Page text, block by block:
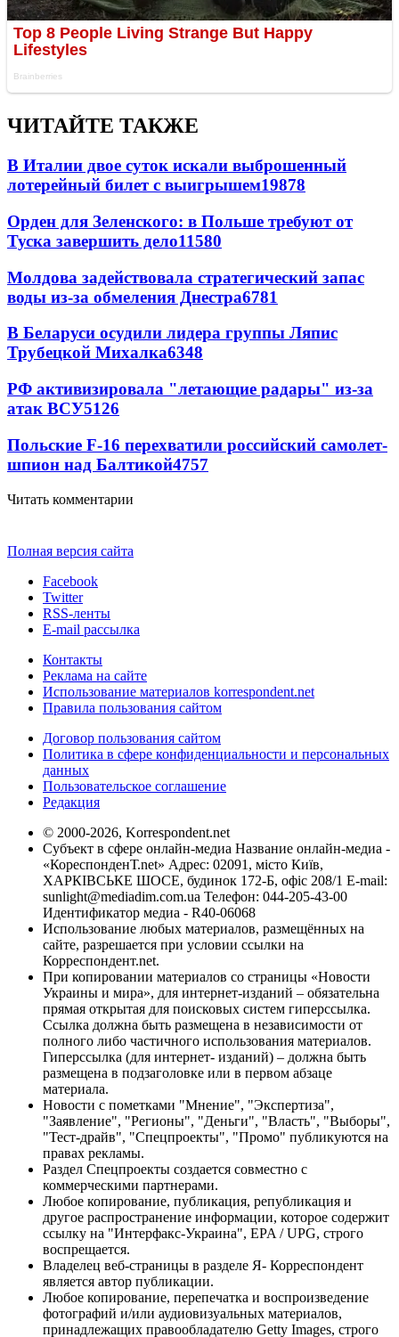
ЧИТАЙТЕ ТАКЖЕ
В Италии двое суток искали выброшенный
лотерейный билет с выигрышем19878
Орден для Зеленского: в Польше требуют от
Туска завершить дело11580
Молдова задействовала стратегический запас
воды из-за обмеления Днестра6781
В Беларуси осудили лидера группы Ляпис
Трубецкой Михалка6348
РФ активизировала "летающие радары" из-за
атак ВСУ5126
Польские F-16 перехватили российский самолет-
шпион над Балтикой4757
Читать комментарии
Полная версия сайта
Facebook
Twitter
RSS-ленты
E-mail рассылка
Контакты
Реклама на сайте
Использование материалов korrespondent.net
Правила пользования сайтом
Договор пользования сайтом
Политика в сфере конфиденциальности и персональных
данных
Пользовательское соглашение
Редакция
© 2000-2026, Korrespondent.net
Субъект в сфере онлайн-медиа Название онлайн-медиа -
«КореспонденТ.net» Адрес: 02091, місто Київ,
ХАРКІВСЬКЕ ШОСЕ, будинок 172-Б, офіс 208/1 E-mail:
sunlight@mediadim.com.ua Телефон: 044-205-43-00
Идентификатор медиа - R40-06068
Использование любых материалов, размещённых на
сайте, разрешается при условии ссылки на
Корреспондент.net.
При копировании материалов со страницы «Новости
Украины и мира», для интернет-изданий – обязательна
прямая открытая для поисковых систем гиперссылка.
Ссылка должна быть размещена в независимости от
полного либо частичного использования материалов.
Гиперссылка (для интернет- изданий) – должна быть
размещена в подзаголовке или в первом абзаце
материала.
Новости с пометками "Мнение", "Экспертиза",
"Заявление", "Регионы", "Деньги", "Власть", "Выборы",
"Тест-драйв", "Спецпроекты", "Промо" публикуются на
правах рекламы.
Раздел Спецпроекты создается совместно с
коммерческими партнерами.
Любое копирование, публикация, републикация и
другое распространение информации, которое содержит
ссылку на "Интерфакс-Украина", EPA / UPG, строго
воспрещается.
Владелец веб-страницы в разделе Я- Корреспондент
является автор публикации.
Любое копирование, перепечатка и воспроизведение
фотографий и/или аудиовизуальных материалов,
принадлежащих правообладателю Getty Images, строго